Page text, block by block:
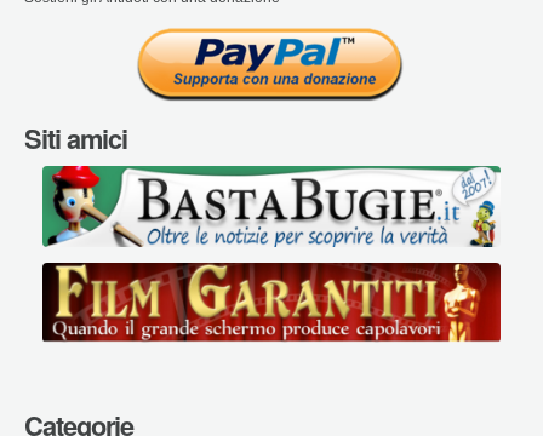
Siti amici
Categorie